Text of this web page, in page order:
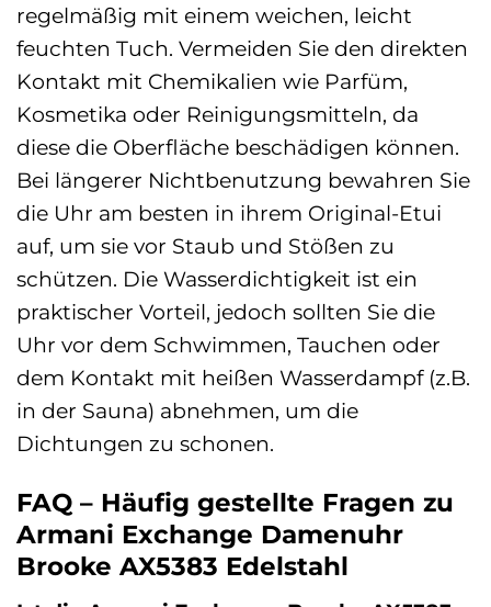
regelmäßig mit einem weichen, leicht
feuchten Tuch. Vermeiden Sie den direkten
Kontakt mit Chemikalien wie Parfüm,
Kosmetika oder Reinigungsmitteln, da
diese die Oberfläche beschädigen können.
Bei längerer Nichtbenutzung bewahren Sie
die Uhr am besten in ihrem Original-Etui
auf, um sie vor Staub und Stößen zu
schützen. Die Wasserdichtigkeit ist ein
praktischer Vorteil, jedoch sollten Sie die
Uhr vor dem Schwimmen, Tauchen oder
dem Kontakt mit heißen Wasserdampf (z.B.
in der Sauna) abnehmen, um die
Dichtungen zu schonen.
FAQ – Häufig gestellte Fragen zu
Armani Exchange Damenuhr
Brooke AX5383 Edelstahl